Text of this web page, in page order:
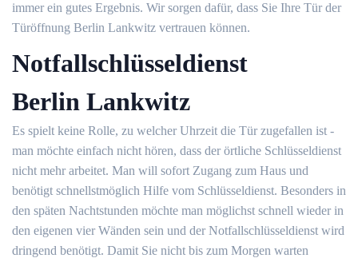
immer ein gutes Ergebnis. Wir sorgen dafür, dass Sie Ihre Tür der
Türöffnung Berlin Lankwitz vertrauen können.
Notfallschlüsseldienst
Berlin Lankwitz
Es spielt keine Rolle, zu welcher Uhrzeit die Tür zugefallen ist -
man möchte einfach nicht hören, dass der örtliche Schlüsseldienst
nicht mehr arbeitet. Man will sofort Zugang zum Haus und
benötigt schnellstmöglich Hilfe vom Schlüsseldienst. Besonders in
den späten Nachtstunden möchte man möglichst schnell wieder in
den eigenen vier Wänden sein und der Notfallschlüsseldienst wird
dringend benötigt. Damit Sie nicht bis zum Morgen warten